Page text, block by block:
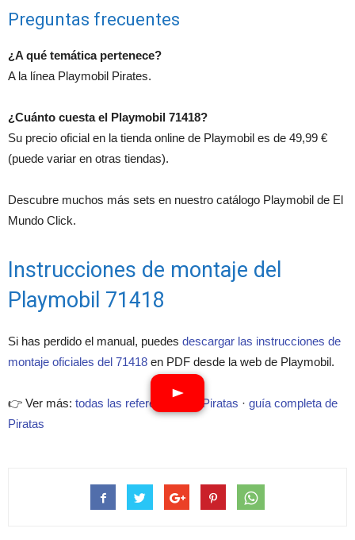
Preguntas frecuentes
¿A qué temática pertenece?
A la línea Playmobil Pirates.
¿Cuánto cuesta el Playmobil 71418?
Su precio oficial en la tienda online de Playmobil es de 49,99 €
(puede variar en otras tiendas).
Descubre muchos más sets en nuestro catálogo Playmobil de El
Mundo Click.
Instrucciones de montaje del
Playmobil 71418
Si has perdido el manual, puedes descargar las instrucciones de
montaje oficiales del 71418 en PDF desde la web de Playmobil.
👉 Ver más: todas las referencias de Piratas · guía completa de
Piratas